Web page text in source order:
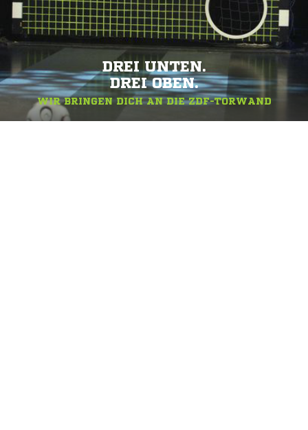
DREI UNTEN.
DREI OBEN.
WIR BRINGEN DICH AN DIE ZDF-TORWAND